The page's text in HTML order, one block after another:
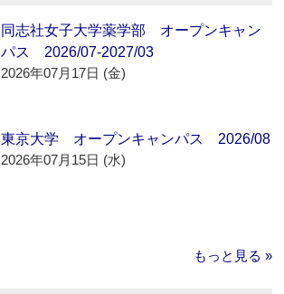
同志社女子大学薬学部 オープンキャン
パス 2026/07-2027/03
2026年07月17日 (金)
東京大学 オープンキャンパス 2026/08
2026年07月15日 (水)
もっと見る »